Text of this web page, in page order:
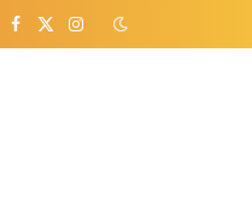
Facebook
X
Instagram